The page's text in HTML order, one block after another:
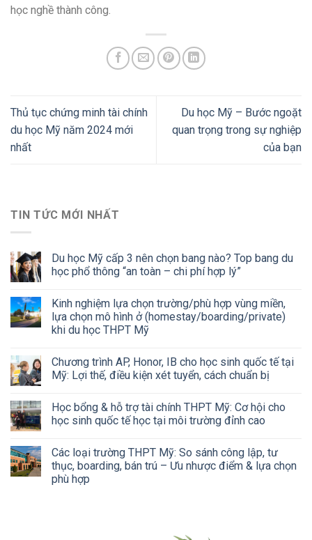
học nghề thành công.
Thủ tục chứng minh tài chính
du học Mỹ năm 2024 mới
nhất
Du học Mỹ – Bước ngoặt
quan trọng trong sự nghiệp
của bạn
TIN TỨC MỚI NHẤT
Du học Mỹ cấp 3 nên chọn bang nào? Top bang du
học phổ thông “an toàn – chi phí hợp lý”
Kinh nghiệm lựa chọn trường/phù hợp vùng miền,
lựa chọn mô hình ở (homestay/boarding/private)
khi du học THPT Mỹ
Chương trình AP, Honor, IB cho học sinh quốc tế tại
Mỹ: Lợi thế, điều kiện xét tuyển, cách chuẩn bị
Học bổng & hỗ trợ tài chính THPT Mỹ: Cơ hội cho
học sinh quốc tế học tại môi trường đỉnh cao
Các loại trường THPT Mỹ: So sánh công lập, tư
thục, boarding, bán trú – Ưu nhược điểm & lựa chọn
phù hợp